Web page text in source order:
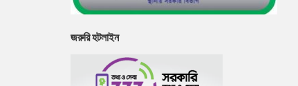
জরুরি হটলাইন